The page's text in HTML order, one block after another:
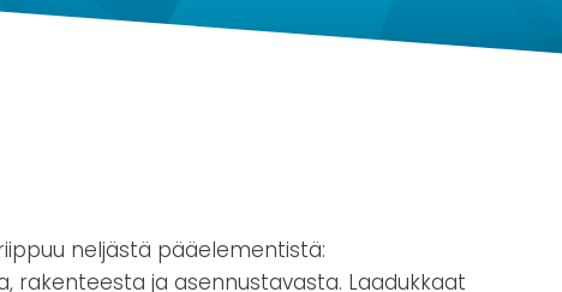
neljästä pääelementistä:
rakenteesta ja asennustavasta. Laadukkaat